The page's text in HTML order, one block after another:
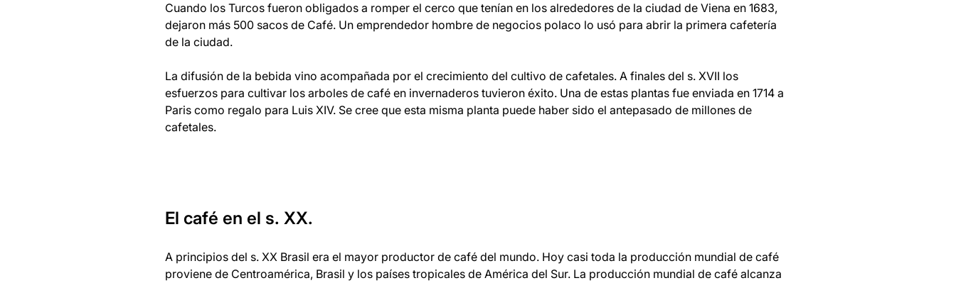
Cuando los Turcos fueron obligados a romper el cerco que tenían en los alrededores de la ciudad de Viena en 1683,
dejaron más 500 sacos de Café. Un emprendedor hombre de negocios polaco lo usó para abrir la primera cafetería
de la ciudad.
La difusión de la bebida vino acompañada por el crecimiento del cultivo de cafetales. A finales del s. XVII los
esfuerzos para cultivar los arboles de café en invernaderos tuvieron éxito. Una de estas plantas fue enviada en 1714 a
Paris como regalo para Luis XIV. Se cree que esta misma planta puede haber sido el antepasado de millones de
cafetales.
El café en el s. XX.
A principios del s. XX Brasil era el mayor productor de café del mundo. Hoy casi toda la producción mundial de café
proviene de Centroamérica, Brasil y los países tropicales de América del Sur. La producción mundial de café alcanza